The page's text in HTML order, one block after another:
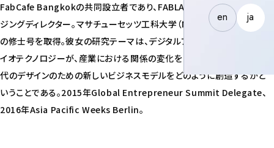
en ja
FabCafe Bangkokの共同設立者であり、FABLAB Thailandのマネー
ジングディレクター。マサチューセッツ工科大学（MIT）でデザインと計算
の修士号を取得。彼女の研究テーマは、デジタルファブリケーションとバ
イオテクノロジーが、産業における関係の変化をどのように強化し、次世
代のデザインのための新しいビジネスモデルをどのように創造するかと
いうことである。2015年Global Entrepreneur Summit Delegate、
2016年Asia Pacific Weeks Berlin。